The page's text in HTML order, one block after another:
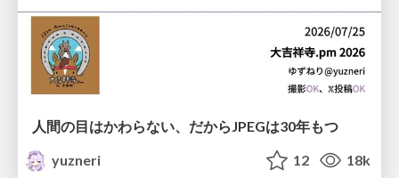
人間の目はかわらない、だからJPEGは30年もつ
yuzneri
12 18k